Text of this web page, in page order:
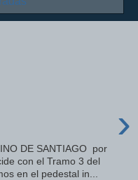
›
DE SANTIAGO por
con el Tramo 3 del
en el pedestal in...